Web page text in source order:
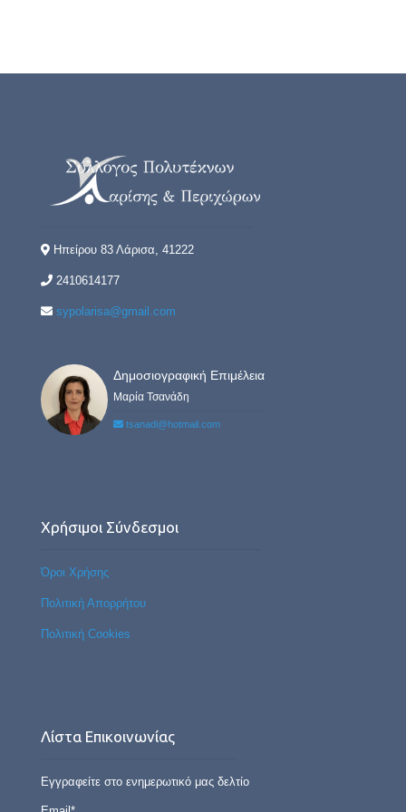
Ηπείρου 83 Λάρισα, 41222
2410614177
sypolarisa@gmail.com
Δημοσιογραφική Επιμέλεια
Μαρία Τσανάδη
tsanadi@hotmail.com
Χρήσιμοι Σύνδεσμοι
Όροι Χρήσης
Πολιτική Απορρήτου
Πολιτική Cookies
Λίστα Επικοινωνίας
Εγγραφείτε στο ενημερωτικό μας δελτίο